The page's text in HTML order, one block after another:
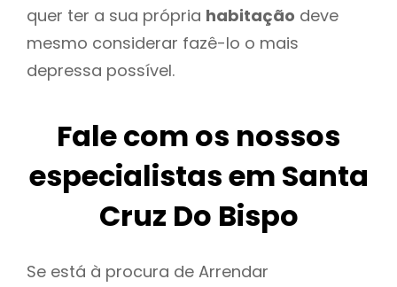
quer ter a sua própria habitação deve
mesmo considerar fazê-lo o mais
depressa possível.
Fale com os nossos
especialistas em Santa
Cruz Do Bispo
Se está à procura de Arrendar